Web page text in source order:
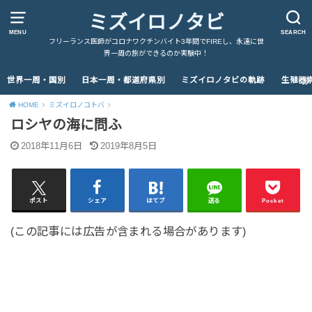
MENU SEARCH
ミズイロノタビ
フリーランス医師がコロナワクチンバイト3年間でFIREし、永遠に世
界一周の旅ができるのか実験中！
世界一周・国別 日本一周・都道府県別 ミズイロノタビの軌跡 生殖器
HOME ミズイロノコトバ
ロシヤの海に問ふ
2018年11月6日 2019年8月5日
ポスト シェア はてブ 送る Pocket
(この記事には広告が含まれる場合があります)